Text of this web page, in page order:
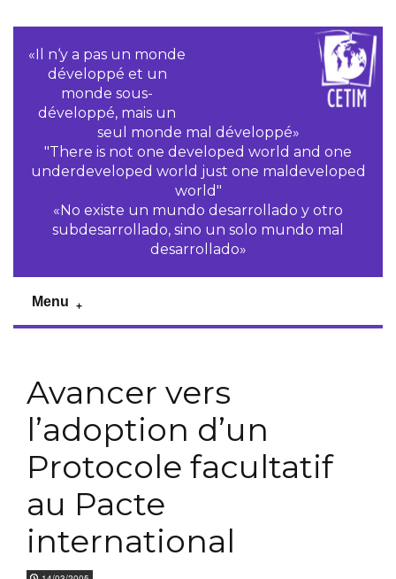
«Il n‘y a pas un monde
développé et un
monde sous-
développé, mais un
seul monde mal développé»
"There is not one developed world and one
underdeveloped world just one maldeveloped
world"
«No existe un mundo desarrollado y otro
subdesarrollado, sino un solo mundo mal
desarrollado»
Menu
Avancer vers
l’adoption d’un
Protocole facultatif
au Pacte
international